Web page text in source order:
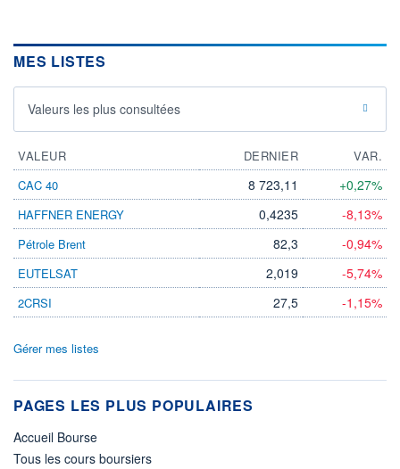
MES LISTES
Valeurs les plus consultées
VALEUR DERNIER
VAR.
CAC 40
8 723,11 +0,27%
HAFFNER ENERGY 0,4235 -8,13%
Pétrole Brent 82,3 -0,94%
EUTELSAT 2,019 -5,74%
2CRSI 27,5 -1,15%
Gérer mes listes
PAGES LES PLUS POPULAIRES
Accueil Bourse
Tous les cours boursiers